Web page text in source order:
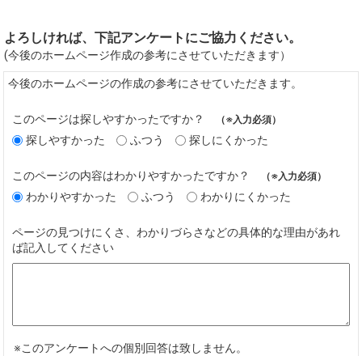
よろしければ、下記アンケートにご協力ください。
(今後のホームページ作成の参考にさせていただきます）
今後のホームページの作成の参考にさせていただきます。
このページは探しやすかったですか？ （※入力必須）
探しやすかった ふつう 探しにくかった
このページの内容はわかりやすかったですか？ （※入力必須）
わかりやすかった ふつう わかりにくかった
ページの見つけにくさ、わかりづらさなどの具体的な理由があれ
ば記入してください
※このアンケートへの個別回答は致しません。